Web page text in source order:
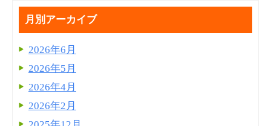
月別アーカイブ
2026年6月
2026年5月
2026年4月
2026年2月